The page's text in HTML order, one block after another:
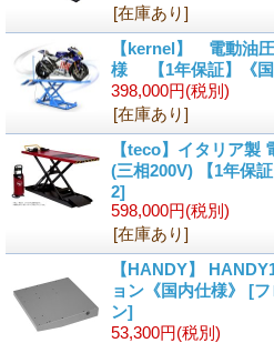
[在庫あり]
【kernel】 電動油
様 【1年保証】《国
398,000円(税別)
[在庫あり]
【teco】イタリア製
(三相200V) 【1年保
2]
598,000円(税別)
[在庫あり]
【HANDY】
ョン《国内仕様》 [
ン]
53,300円(税別)